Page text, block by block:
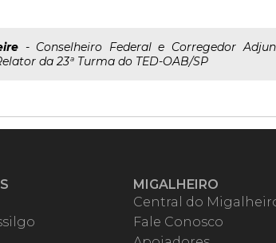
- Conselheiro Federal e Corregedor
da 23ª Turma do TED-OAB/SP
MIGALHEIRO
Central do
Fale Conosco